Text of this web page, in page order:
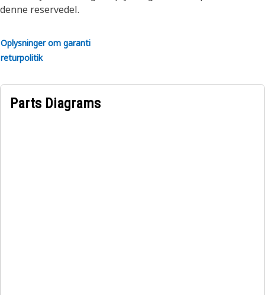
denne reservedel.
Oplysninger om garanti
returpolitik
Parts Diagrams